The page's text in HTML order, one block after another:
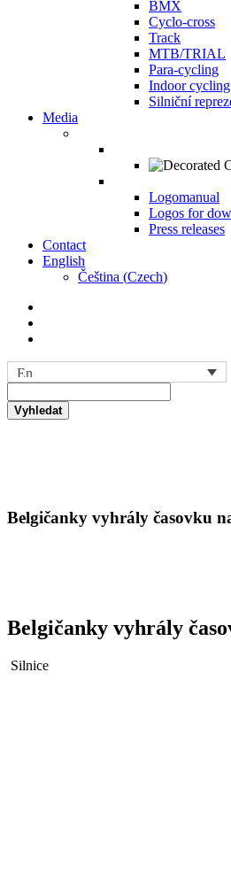
BMX
Cyclo-cross
Track
MTB/TRIAL
Para-cycling
Indoor cycling
Silniční
Media
Logomanual
Logos for
Press releases
Contact
English
Čeština (Czech)
Vyhledat
Belgičanky vyhrály časovku
Belgičanky vyhrály
Silnice